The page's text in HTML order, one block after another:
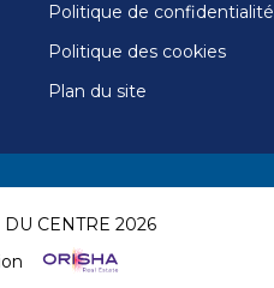
Politique de confidentialité
Politique des cookies
Plan du site
CENTRE 2026